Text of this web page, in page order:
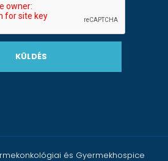
KÜLDÉS
és Gyermekhospice